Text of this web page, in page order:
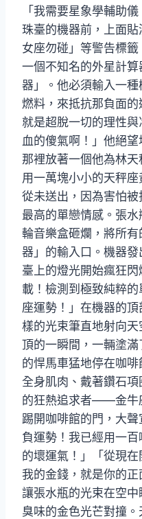
「我需要星象學輔助
珠臺的機器前，上面
女座勿碰」等警告標
一個不知名的外星計
器」。他必須輸入一
燃料，來抵抗那負面的
就是超脫一切的理性
血的傻氣啊！」他絕
那裡放著一個他為林
用一萬塊小小的天秤
從未送出，因為害怕
最高的單戀情感。張
輪音樂盒砸爛，將所
器」的輸入口。機器
臺上的燈光開始瘋狂
載！檢測到極致純粹
座運勢！」在機器的
樣的光束筆直地射向
頂的一瞬間，一輛塗
的悍馬車猛地停在咖
全身肌肉、戴著鑽石
的狂熱追求者——金牛
踢開咖啡館的門，大
負運勢！我已經用一
的壞運氣！」「從現在
我的金錢，就是你的正
讓張水瓶的光束在空
臭味的金色光芒對撞。